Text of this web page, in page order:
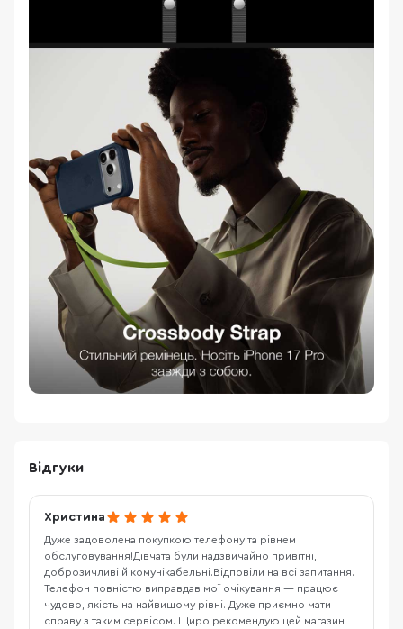
Відгуки
Христина
Дуже задоволена покупкою телефону та рівнем
обслуговування!Дівчата були надзвичайно привітні,
доброзичливі й комунікабельні.Відповіли на всі запитання.
Телефон повністю виправдав мої очікування — працює
чудово, якість на найвищому рівні. Дуже приємно мати
справу з таким сервісом. Щиро рекомендую цей магазин